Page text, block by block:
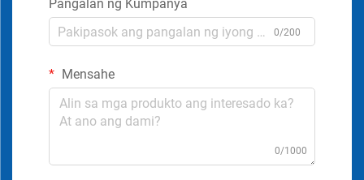
Pangalan ng Kumpanya
0/200
Mensahe
0/1000